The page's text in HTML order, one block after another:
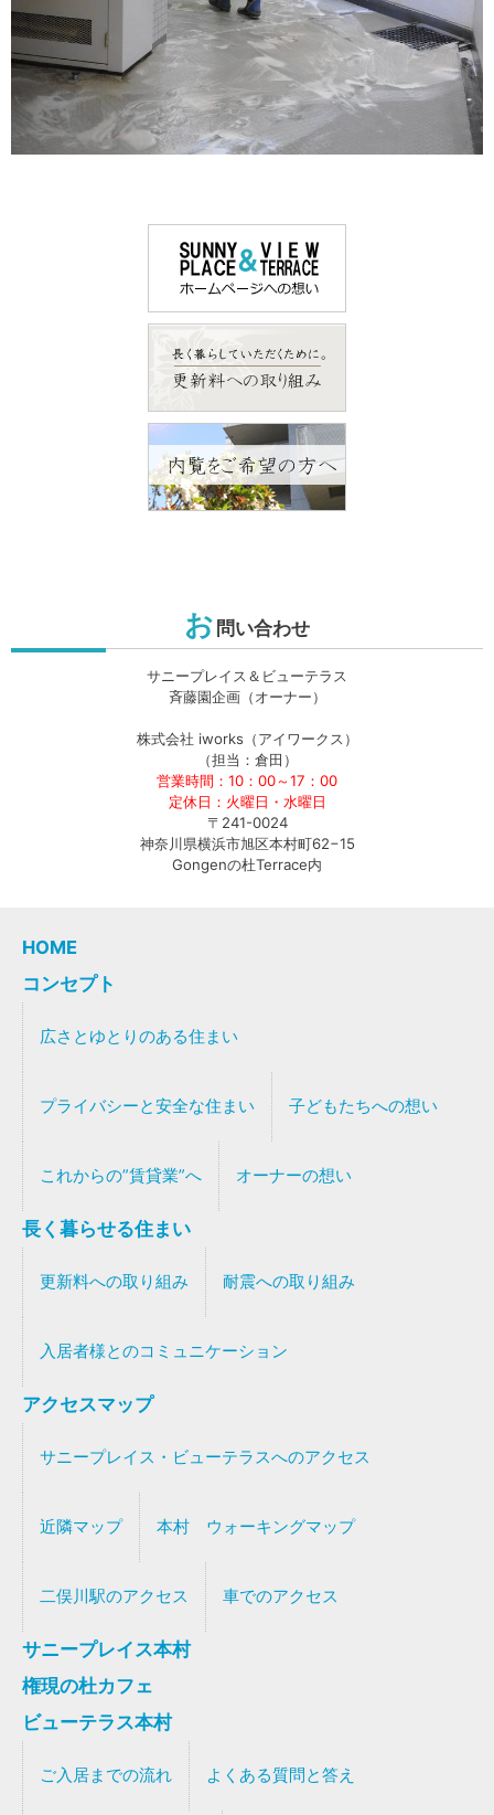
お 問い合わせ
サニープレイス＆ビューテラス
斉藤園企画（オーナー）
株式会社 iworks（アイワークス）
（担当：倉田）
営業時間：10：00～17：00
定休日：火曜日・水曜日
〒241-0024
神奈川県横浜市旭区本村町62−15
Gongenの杜Terrace内
HOME
コンセプト
広さとゆとりのある住まい
プライバシーと安全な住まい 子どもたちへの想い
これからの”賃貸業”へ オーナーの想い
長く暮らせる住まい
更新料への取り組み 耐震への取り組み
入居者様とのコミュニケーション
アクセスマップ
サニープレイス・ビューテラスへのアクセス
近隣マップ 本村 ウォーキングマップ
二俣川駅のアクセス 車でのアクセス
サニープレイス本村
権現の杜カフェ
ビューテラス本村
ご入居までの流れ よくある質問と答え